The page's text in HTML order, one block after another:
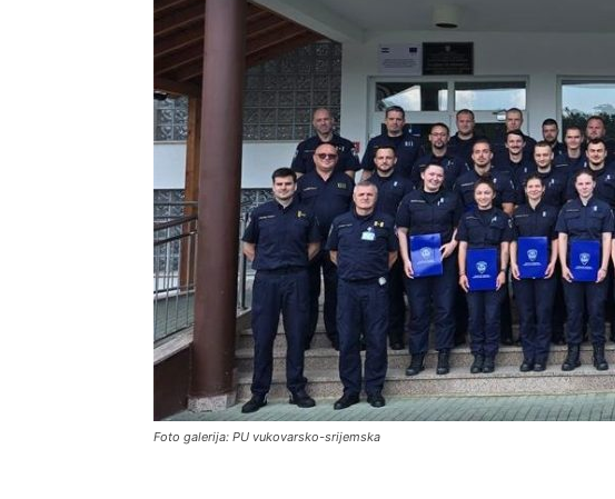
Foto galerija: PU vukovarsko-srijemska